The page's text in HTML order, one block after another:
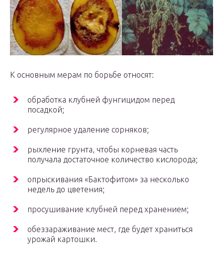
К основным мерам по борьбе относят:
обработка клубней фунгицидом перед
посадкой;
регулярное удаление сорняков;
рыхление грунта, чтобы корневая часть
получала достаточное количество кислорода;
опрыскивания «Бактофитом» за несколько
недель до цветения;
просушивание клубней перед хранением;
обеззараживание мест, где будет храниться
урожай картошки.